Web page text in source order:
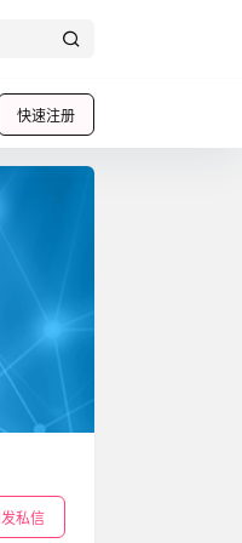
快速注册
发私信